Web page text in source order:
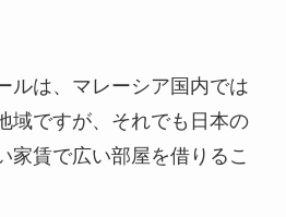
ルは、マレーシア国内では
域ですが、それでも日本の
家賃で広い部屋を借りるこ